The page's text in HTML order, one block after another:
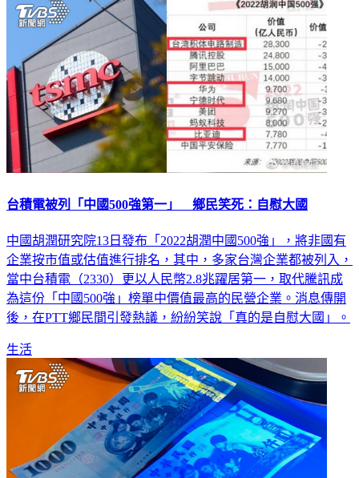
台積電被列「中國500強第一」 鄉民笑死：自慰大國
中國胡潤研究院13日發布「2022胡潤中國500強」，將非國有
企業按市值或估值進行排名，其中，多家台灣企業都被列入，
當中台積電（2330）更以人民幣2.8兆躍居第一，取代騰訊成
為這份「中國500強」榜單中價值最高的民營企業。消息傳開
後，在PTT鄉民間引發熱議，紛紛笑說「真的是自慰大國」。
生活